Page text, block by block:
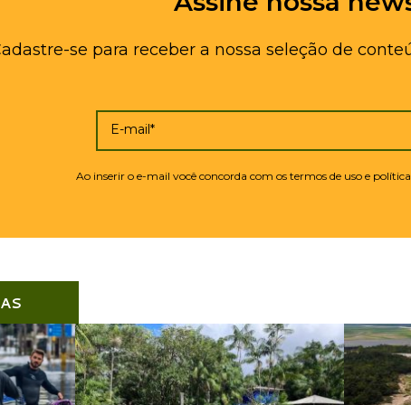
se para receber a nossa seleção de
E-mail*
Ao inserir o e-mail você concorda com os termos de uso e